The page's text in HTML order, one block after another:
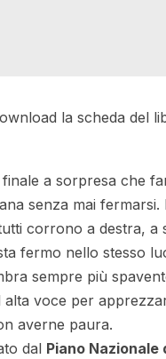
la scheda del
a sorpresa che
senza mai
corrono a destra,
fermo nello stesso
sempre più
voce per
averne paura.
dal Piano